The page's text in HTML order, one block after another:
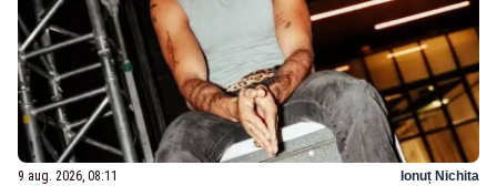
9 aug. 2026, 08:11 Ionuț Nichita